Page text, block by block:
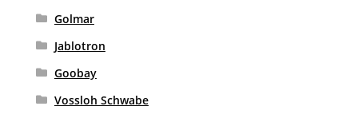
Golmar
Jablotron
Goobay
Vossloh Schwabe